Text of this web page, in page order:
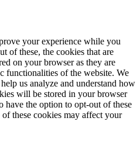
your experience while you
of these, the cookies that are
on your browser as they are
functionalities of the website. We
us analyze and understand how
will be stored in your browser
have the option to opt-out of these
these cookies may affect your